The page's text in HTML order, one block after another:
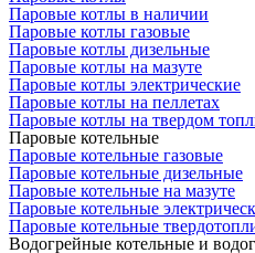
Паровые котлы в наличии
Паровые котлы газовые
Паровые котлы дизельные
Паровые котлы на мазуте
Паровые котлы электрические
Паровые котлы на пеллетах
Паровые котлы на твердом
Паровые котельные
Паровые котельные газовые
Паровые котельные дизельные
Паровые котельные на мазуте
Паровые котельные
Паровые котельные
Водогрейные котельные и